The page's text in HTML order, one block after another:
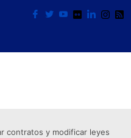
contratos y modificar leyes